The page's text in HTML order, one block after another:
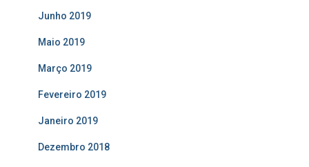
Junho 2019
Maio 2019
Março 2019
Fevereiro 2019
Janeiro 2019
Dezembro 2018